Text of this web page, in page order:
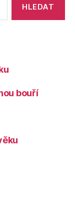
bouří